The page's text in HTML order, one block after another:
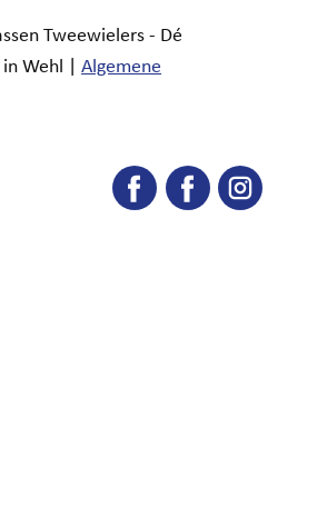
Tweewielers - Dé
Wehl | Algemene